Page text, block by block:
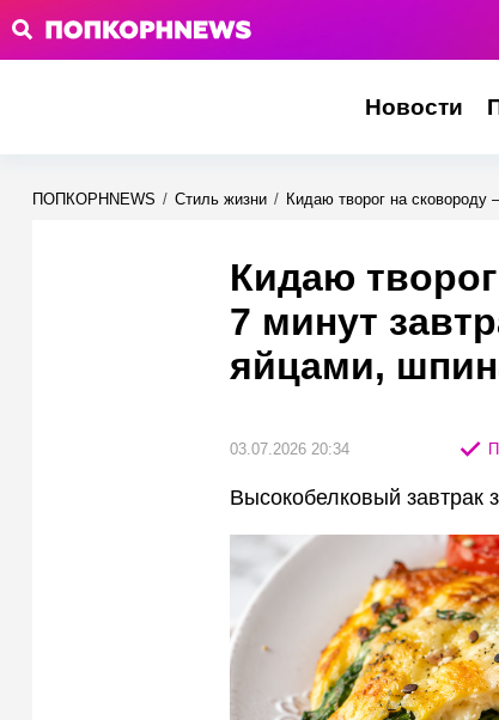
Новости
ПОПКОРНNEWS / Стиль жизни / Кидаю творог на
Кидаю
7 минут
яйцами,
03.07.2026 20:34
Высокобелковый завтрак